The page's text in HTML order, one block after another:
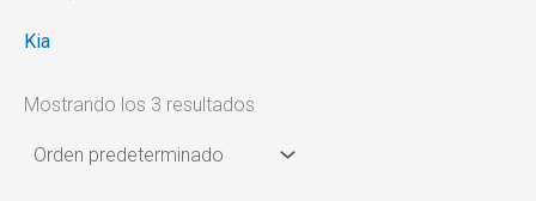
Kia
Mostrando los 3 resultados